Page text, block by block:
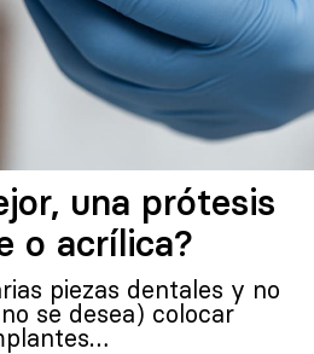
una prótesis
o acrílica?
piezas dentales y no
se desea) colocar